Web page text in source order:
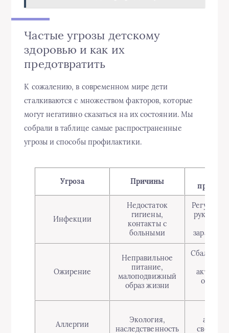
Частые угрозы детскому
здоровью и как их
предотвратить
К сожалению, в современном мире дети
сталкиваются с множеством факторов, которые
могут негативно сказаться на их состоянии. Мы
собрали в таблице самые распространенные
угрозы и способы профилактики.
Угроза Причины
Инфекции
Недостаток
гигиены,
контакты с
больными
рук,
Ожирение
Неправильное
питание,
малоподвижный
образ жизни
Аллергии
Экология,
наследственность